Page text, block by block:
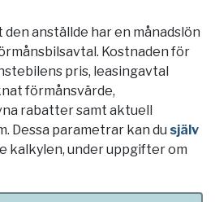
anställde har en månadslön
Kostnaden för
pris, leasingavtal
förmånsvärde,
rabatter samt aktuell
. Dessa parametrar kan du själv
kalkylen, under uppgifter om